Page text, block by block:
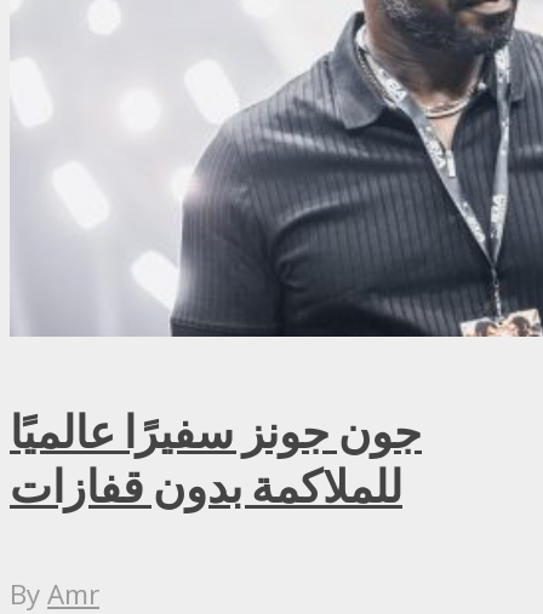
جون جونز سفيرًا عالميًا
للملاكمة بدون قفازات
ByAmr